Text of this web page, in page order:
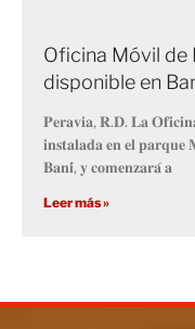
Oficina Móvil de
disponible en
𝐏𝐞𝐫𝐚𝐯𝐢𝐚, 𝐑.𝐃. 𝐋𝐚
𝐢𝐧𝐬𝐭𝐚𝐥𝐚𝐝𝐚 𝐞𝐧 𝐞𝐥
𝐁𝐚𝐧𝐢́, 𝐲 𝐜𝐨𝐦𝐞𝐧𝐳𝐚𝐫𝐚́ 𝐚
Leer más »